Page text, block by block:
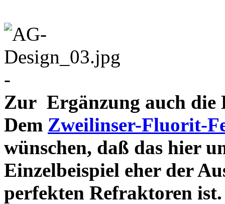
-
Zur Ergänzung auch die
Dem Zweilinser-Fluorit-
wünschen, daß das hier
Einzelbeispiel eher der
perfekten